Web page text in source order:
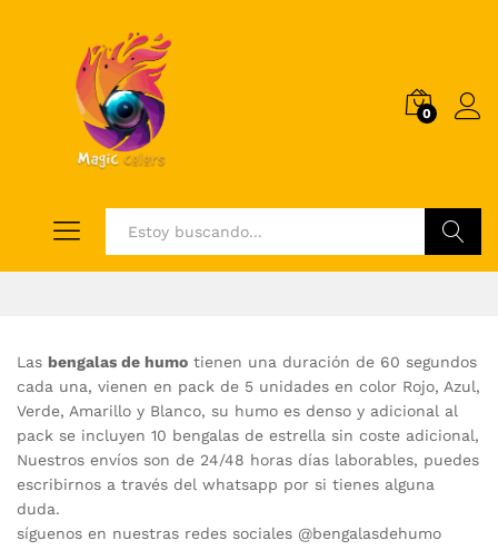
0
Las bengalas de humo tienen una duración de 60 segundos
cada una, vienen en pack de 5 unidades en color Rojo, Azul,
Verde, Amarillo y Blanco, su humo es denso y adicional al
pack se incluyen 10 bengalas de estrella sin coste adicional,
Nuestros envíos son de 24/48 horas días laborables, puedes
escribirnos a través del whatsapp por si tienes alguna
duda.
síguenos en nuestras redes sociales @bengalasdehumo